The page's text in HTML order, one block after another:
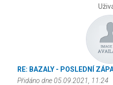
RE: BAZALY - POSLEDNÍ
Přidáno dne 05.09.2021, 11:24